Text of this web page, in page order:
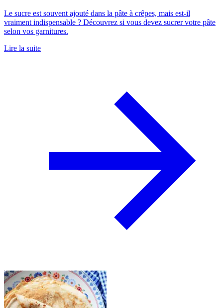
Le sucre est souvent ajouté dans la pâte à crêpes, mais est-il
vraiment indispensable ? Découvrez si vous devez sucrer votre pâte
selon vos garnitures.
Lire la suite